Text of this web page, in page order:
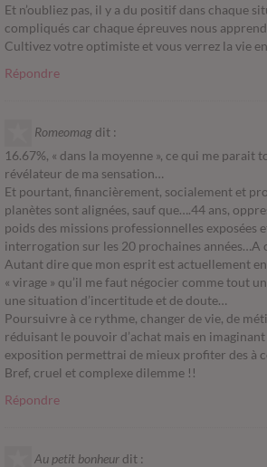
Et n’oubliez pas, il y a du positif dans chaque
compliqués car chaque épreuves nous
Cultivez votre optimiste et vous verrez la vie
Répondre
Romeomag dit :
16.67%, « dans la moyenne », ce qui me parait
révélateur de ma sensation…
Et pourtant, financièrement, socialement et
planètes sont alignées, sauf que….44 ans,
poids des missions professionnelles exposées
interrogation sur les 20 prochaines années…A
Autant dire que mon esprit est actuellement
« virage » qu’il me faut négocier comme tout
une situation d’incertitude et de doute…
Poursuivre à ce rythme, changer de vie, de
réduisant le pouvoir d’achat mais en
exposition permettrai de mieux profiter des à
Bref, cruel et complexe dilemme !!
Répondre
Au petit bonheur dit :